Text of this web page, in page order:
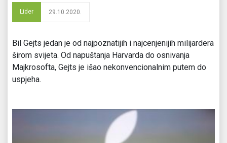
Lider 29.10.2020.
Bil Gejts jedan je od najpoznatijih i najcenjenijih milijardera
širom svijeta. Od napuštanja Harvarda do osnivanja
Majkrosofta, Gejts je išao nekonvencionalnim putem do
uspjeha.